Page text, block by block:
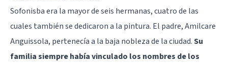
Sofonisba era la mayor de seis hermanas, cuatro de las
cuales también se dedicaron a la pintura. El padre, Amilcare
Anguissola, pertenecía a la baja nobleza de la ciudad.Su
familia siempre había vinculado los nombres de los